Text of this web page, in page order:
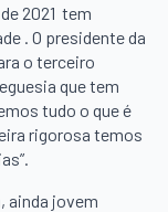
2021 tem
. O presidente da
o terceiro
que tem
tudo o que é
rigorosa temos
ainda jovem